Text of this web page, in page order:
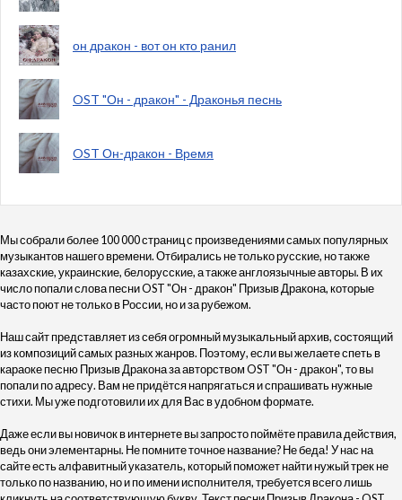
он дракон - вот он кто ранил
OST "Он - дракон" - Драконья песнь
OST Он-дракон - Время
Мы собрали более 100 000 страниц с произведениями самых популярных
музыкантов нашего времени. Отбирались не только русские, но также
казахские, украинские, белорусские, а также англоязычные авторы. В их
число попали слова песни OST "Он - дракон" Призыв Дракона, которые
часто поют не только в России, но и за рубежом.
Наш сайт представляет из себя огромный музыкальный архив, состоящий
из композиций самых разных жанров. Поэтому, если вы желаете спеть в
караоке песню Призыв Дракона за авторством OST "Он - дракон", то вы
попали по адресу. Вам не придётся напрягаться и спрашивать нужные
стихи. Мы уже подготовили их для Вас в удобном формате.
Даже если вы новичок в интернете вы запросто поймёте правила действия,
ведь они элементарны. Не помните точное название? Не беда! У нас на
сайте есть алфавитный указатель, который поможет найти нужый трек не
только по названию, но и по имени исполнителя, требуется всего лишь